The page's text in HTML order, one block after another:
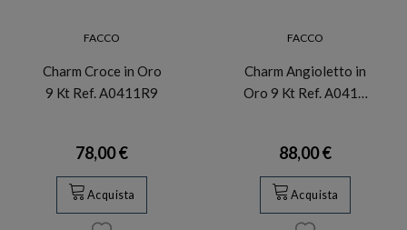
FACCO
Charm Croce in Oro
9 Kt Ref. A0411R9
78,00 €
Acquista
FACCO
Charm Angioletto in
Oro 9 Kt Ref. A041…
88,00 €
Acquista